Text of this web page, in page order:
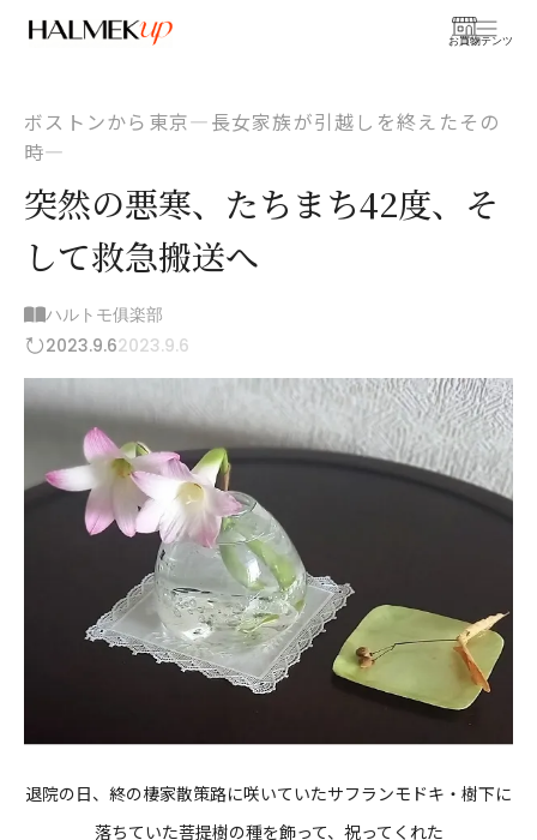
お買物
コンテンツ
ボストンから東京―長女家族が引越しを終えたその
時―
突然の悪寒、たちまち42度、そ
して救急搬送へ
ハルトモ俱楽部
2023.9.62023.9.6
退院の日、終の棲家散策路に咲いていたサフランモドキ・樹下に
落ちていた菩提樹の種を飾って、祝ってくれた